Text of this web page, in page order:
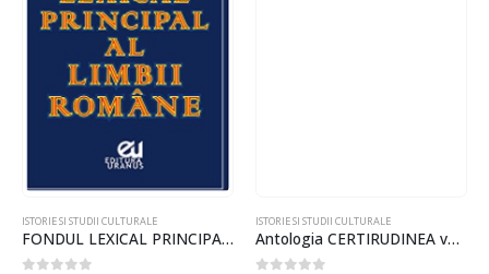
ISTORIE SI STUDII CULTURALE
FONDUL LEXICAL PRINCIPAL AL LIMBII ROMÂNE
ISTORIE SI STUDII CULTURALE
Antologia CERTIRUDINEA vol.4